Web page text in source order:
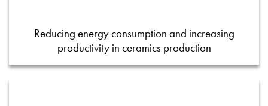
Reducing energy consumption and increasing
productivity in ceramics production